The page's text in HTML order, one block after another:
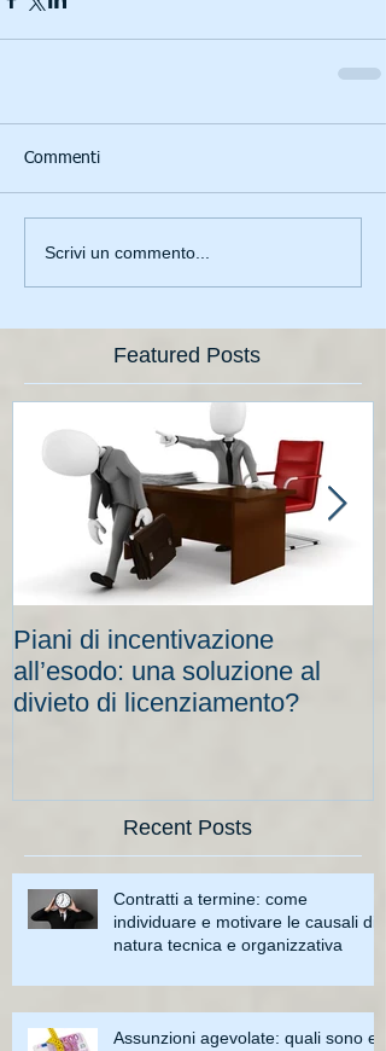
Commenti
Scrivi un commento...
Featured Posts
Piani di incentivazione
all’esodo: una soluzione al
divieto di licenziamento?
Recent Posts
Contratti a termine: come
individuare e motivare le causali di
natura tecnica e organizzativa
Assunzioni agevolate: quali sono e